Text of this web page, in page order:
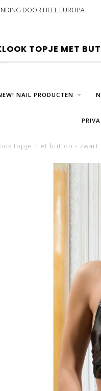
DOOR HEEL EUROPA
NAIL PRODUCTEN
topje met button - zwart
TOPJE MET